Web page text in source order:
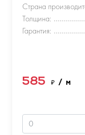
Страна
Толщина:
Гарантия:
585 ₽ / м